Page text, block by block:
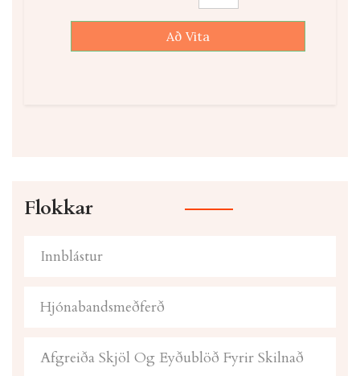
Að Vita
Flokkar
Innblástur
Hjónabandsmeðferð
Afgreiða Skjöl Og Eyðublöð Fyrir Skilnað